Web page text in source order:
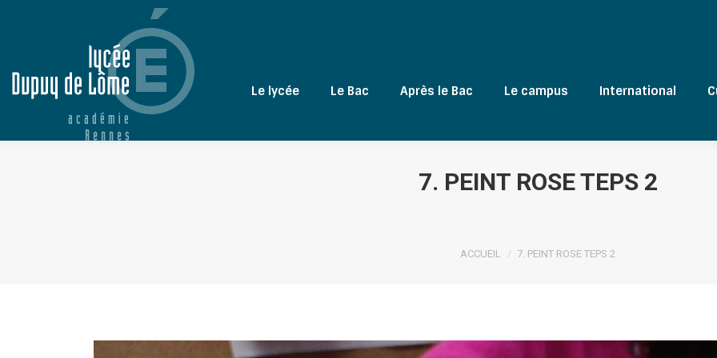
Le lycée Le Bac Après le Bac Le campus International
7. PEINT ROSE TEPS 2
Vous êtes ici :
ACCUEIL 7. PEINT ROSE TEPS 2